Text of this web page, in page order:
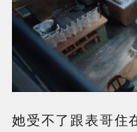
她受不了跟表哥住